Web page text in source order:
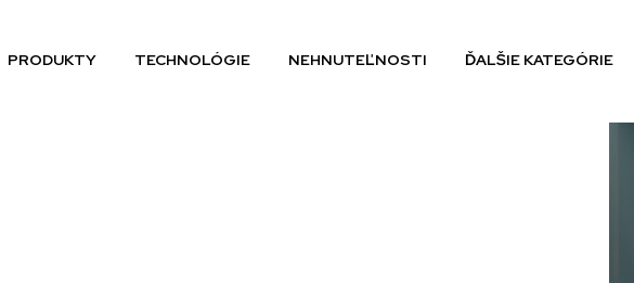
PRODUKTY TECHNOLÓGIE NEHNUTEĽNOSTI ĎALŠIE KATEGÓRIE